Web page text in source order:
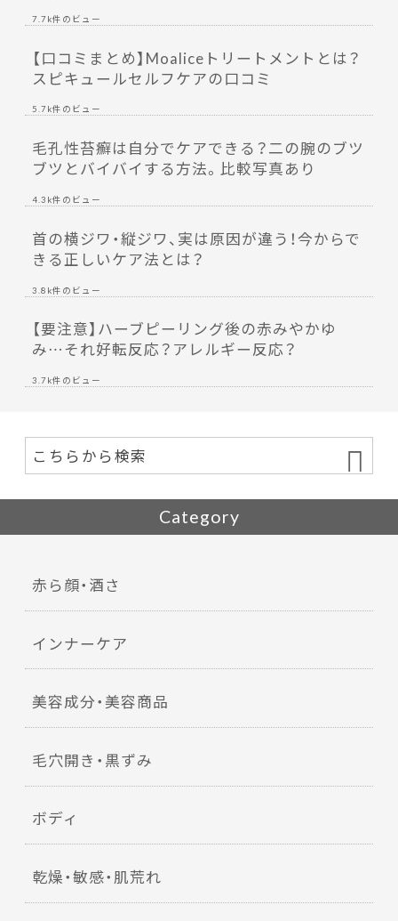
7.7k件のビュー
【口コミまとめ】Moaliceトリートメントとは？
スピキュールセルフケアの口コミ
5.7k件のビュー
毛孔性苔癬は自分でケアできる？二の腕のブツ
ブツとバイバイする方法。比較写真あり
4.3k件のビュー
首の横ジワ・縦ジワ、実は原因が違う！今からで
きる正しいケア法とは？
3.8k件のビュー
【要注意】ハーブピーリング後の赤みやかゆ
み…それ好転反応？アレルギー反応？
3.7k件のビュー
Category
赤ら顔・酒さ
インナーケア
美容成分・美容商品
毛穴開き・黒ずみ
ボディ
乾燥・敏感・肌荒れ